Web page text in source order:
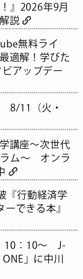
』2026年9月
解説
無料ライ
適解！学びた
アップデー
8/11（火・
講座～次世代
ラム～ オンラ
『行動経済学
できる本』
10：10～ J-
」に中川